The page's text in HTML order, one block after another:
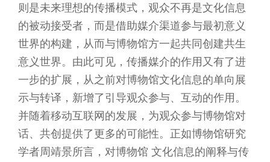
则是未来理想的传播模式，观众不再是文化信息
的被动接受者，而是借助媒介渠道参与最初意义
世界的构建，从而与博物馆方一起共同创建共生
意义世界。由此可见，传播媒介的作用又有了进
一步的扩展，从之前对博物馆文化信息的单向展
示与转译，新增了引导观众参与、互动的作用。
并随着移动互联网的发展，为观众参与博物馆对
话、共创提供了更多的可能性。正如博物馆研究
学者周靖景所言，对博物馆 文化信息的阐释与传